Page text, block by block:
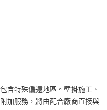
含特殊偏遠地區。壁掛施工、
加服務，將由配合廠商直接與